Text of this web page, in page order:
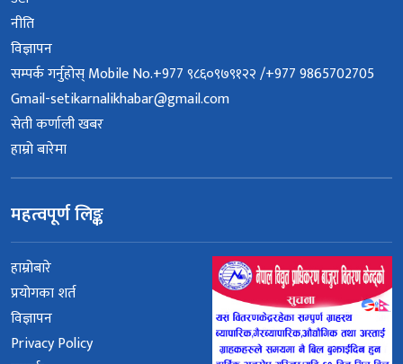
नीति
विज्ञापन
सम्पर्क गर्नुहोस् Mobile No.+977 ९८६०९७९१२२ /+977 9865702705
Gmail-setikarnalikhabar@gmail.com
सेती कर्णाली खबर
हाम्रो बारेमा
महत्वपूर्ण लिङ्क
हाम्रोबारे
प्रयोगका शर्त
विज्ञापन
Privacy Policy